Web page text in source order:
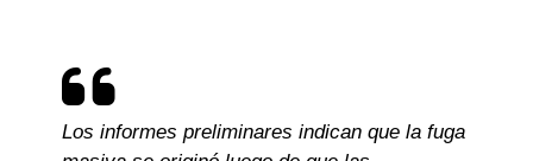
Los informes preliminares indican que la fuga